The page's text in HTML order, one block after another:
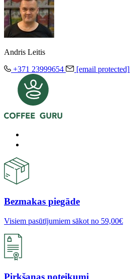
Andris Leitis
+371 23999654
[email protected]
Bezmakas piegāde
Visiem pasūtījumiem sākot no 59,00€
Pirkšanas noteikumi